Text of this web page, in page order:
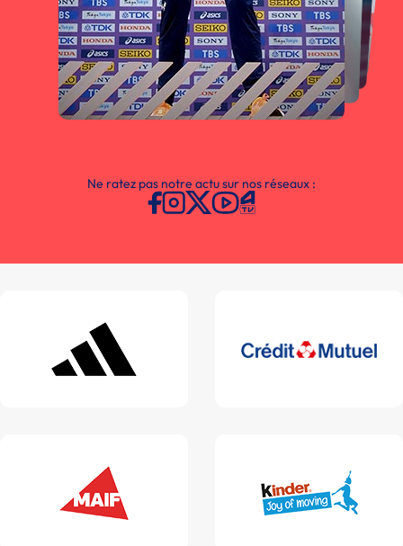
Ne ratez pas notre actu sur nos réseaux :